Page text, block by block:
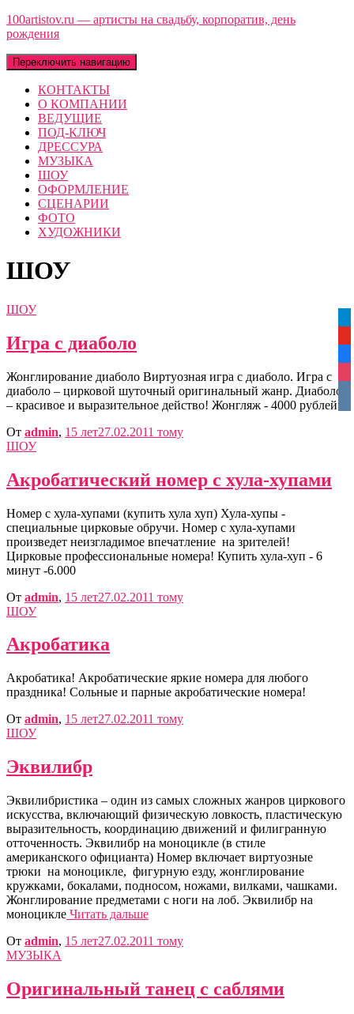
100artistov.ru — артисты на свадьбу, корпоратив, день
рождения
Переключить навигацию
КОНТАКТЫ
О КОМПАНИИ
ВЕДУЩИЕ
ПОД-КЛЮЧ
ДРЕССУРА
МУЗЫКА
ШОУ
ОФОРМЛЕНИЕ
СЦЕНАРИИ
ФОТО
ХУДОЖНИКИ
ШОУ
ШОУ
Игра с диаболо
Жонглирование диаболо Виртуозная игра с диаболо. Игра с
диаболо – цирковой шуточный оригинальный жанр. Диаболо
– красивое и выразительное действо! Жонгляж - 4000 рублей
От admin, 15 лет27.02.2011 тому
ШОУ
Акробатический номер с хула-хупами
Номер с хула-хупами (купить хула хуп) Хула-хупы -
специальные цирковые обручи. Номер с хула-хупами
произведет неизгладимое впечатление на зрителей!
Цирковые профессиональные номера! Купить хула-хуп - 6
минут -6.000
От admin, 15 лет27.02.2011 тому
ШОУ
Акробатика
Акробатика! Акробатические яркие номера для любого
праздника! Сольные и парные акробатические номера!
От admin, 15 лет27.02.2011 тому
ШОУ
Эквилибр
Эквилибристика – один из самых сложных жанров циркового
искусства, включающий физическую ловкость, пластическую
выразительность, координацию движений и филигранную
отточенность. Эквилибр на моноцикле (в стиле
американского официанта) Номер включает виртуозные
трюки на моноцикле, фигурную езду, жонглирование
кружками, бокалами, подносом, ножами, вилками, чашками.
Жонглирование предметами с ноги на лоб. Эквилибр на
моноцикле Читать дальше
От admin, 15 лет27.02.2011 тому
МУЗЫКА
Оригинальный танец с саблями